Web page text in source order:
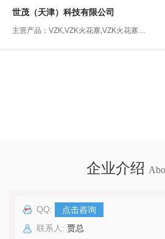
世茂（天津）科技有限公司
主营产品：VZK,VZK火花塞,VZK火花塞怎么样,汽车火花塞,世茂科技
企业介绍
QQ:
点击咨询
联系人: 贾总